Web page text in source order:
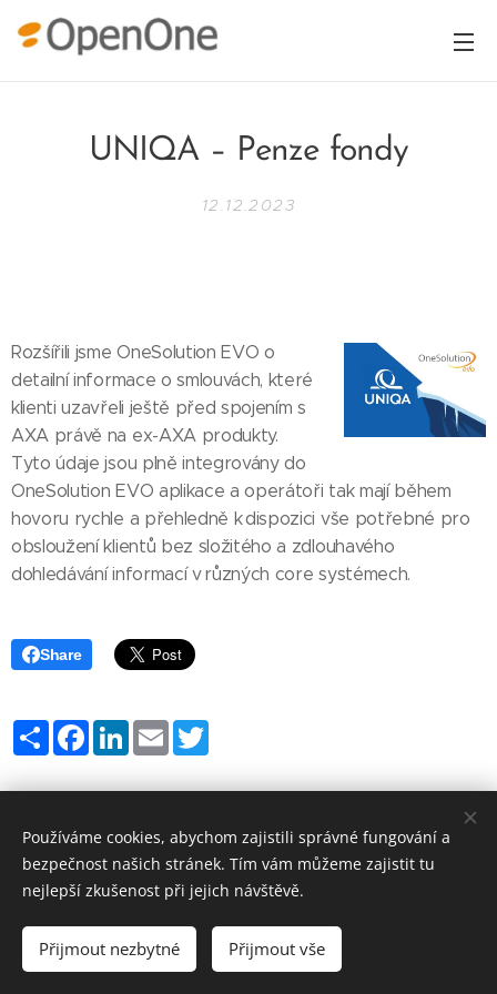
UNIQA – Penze fondy
12.12.2023
Rozšířili jsme OneSolution EVO o
detailní informace o smlouvách, které
klienti uzavřeli ještě před spojením s
AXA právě na ex-AXA produkty.
Tyto údaje jsou plně integrovány do
OneSolution EVO aplikace a operátoři tak mají během
hovoru rychle a přehledně k dispozici vše potřebné pro
obsloužení klientů bez složitého a zdlouhavého
dohledávání informací v různých core systémech.
Share
ShareFacebook
LinkedIn
Email
Vytvořeno službou Webnode
Používáme cookies, abychom zajistili správné fungování a
bezpečnost našich stránek. Tím vám můžeme zajistit tu
nejlepší zkušenost při jejich návštěvě.
Přijmout nezbytné Přijmout vše